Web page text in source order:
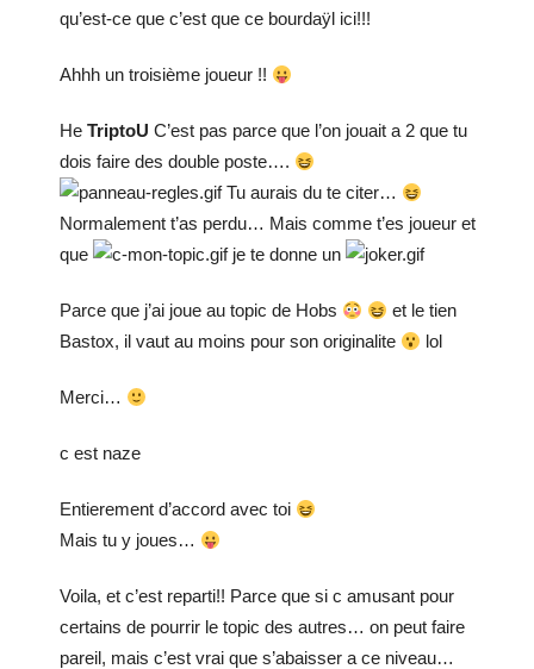
qu’est-ce que c’est que ce bourdaÿl ici!!!
Ahhh un troisième joueur !!
He TriptoU C’est pas parce que l’on jouait a 2 que tu
dois faire des double poste….
Tu aurais du te citer…
Normalement t’as perdu… Mais comme t’es joueur et
que
je te donne un
Parce que j’ai joue au topic de Hobs
et le tien
Bastox, il vaut au moins pour son originalite
lol
Merci…
c est naze
Entierement d’accord avec toi
Mais tu y joues…
Voila, et c’est reparti!! Parce que si c amusant pour
certains de pourrir le topic des autres… on peut faire
pareil, mais c’est vrai que s’abaisser a ce niveau…